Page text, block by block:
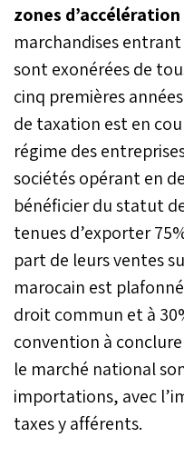
zones
marchandises
sont exonérées de
cinq premières
de taxation est en
régime des
sociétés opérant en
bénéficier du statut
tenues d’exporter
part de leurs ventes
marocain est
droit commun et à
convention à
le marché national
importations, avec
taxes y afférents.